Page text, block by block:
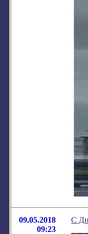
09.05.2018
09:23
С